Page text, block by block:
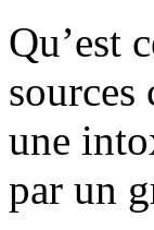
Qu’est
sources
une
par un